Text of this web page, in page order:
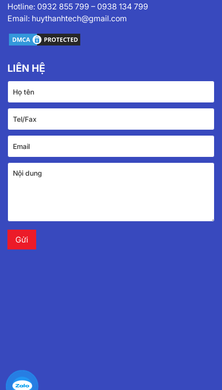
Hotline: 0932 855 799 – 0938 134 799
Email: huythanhtech@gmail.com
LIÊN HỆ